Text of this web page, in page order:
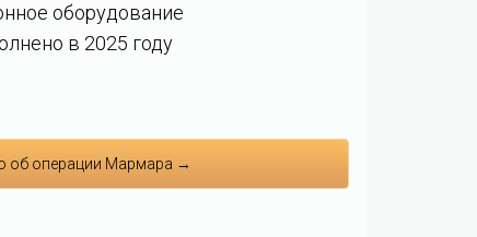
оборудование
в 2025 году
об операции Мармара →